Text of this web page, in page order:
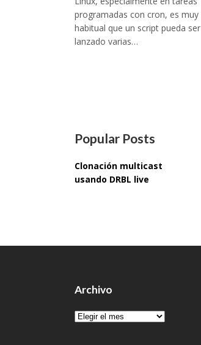
programadas con cron, es muy
habitual que un script pueda ser
lanzado varias…
Popular Posts
Clonación multicast
usando DRBL live
Archivo
Archivo